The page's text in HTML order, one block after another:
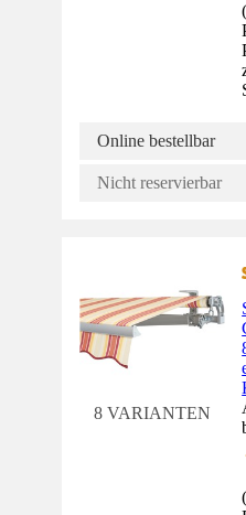
Online bestellbar
Nicht reservierbar
8 VARIANTEN